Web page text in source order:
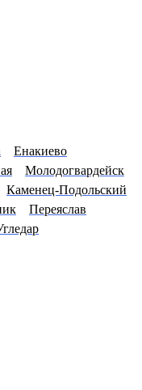
Енакиево
Молодогвардейск
Каменец-Подольский
Переяслав